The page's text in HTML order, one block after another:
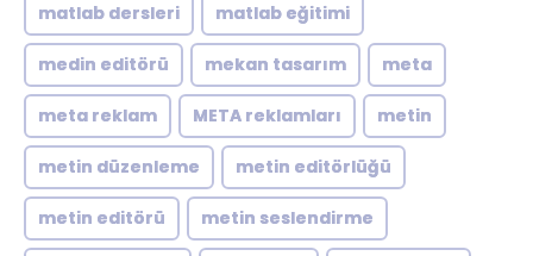
matlab dersleri matlab eğitimi
medin editörü mekan tasarım meta
meta reklam META reklamları metin
metin düzenleme metin editörlüğü
metin editörü metin seslendirme